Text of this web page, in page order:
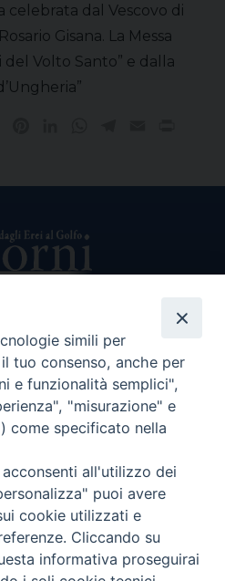
celebrata dal Vescovo di
Gisana. La Messa
del Volto Santo” e dalla
Responsabile Giuseppe Rabita
Amministrativo Salvatore Bruno
di Religione della Diocesi di Piazza
Armerina,
Cammarata, 21 – Piazza Armerina
P. I. 01121870867
di Enna n. 113 del 24/2/2007
CHI SIAMO PRIVACY POLICY
simili per
tuo consenso, anche per
e funzionalità semplici",
"misurazione" e
come specificato nella
all'utilizzo dei
puoi avere
cookie utilizzati e
Cliccando su
informativa proseguirai